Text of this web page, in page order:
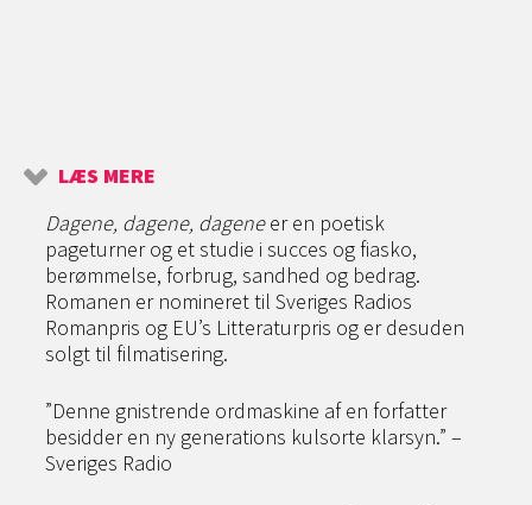
LÆS MERE
Dagene, dagene, dageneer en poetisk
pageturner og et studie i succes og fiasko,
berømmelse, forbrug, sandhed og bedrag.
Romanen er nomineret til Sveriges Radios
Romanpris og EU’s Litteraturpris og er desuden
solgt til filmatisering.
”Denne gnistrende ordmaskine af en forfatter
besidder en ny generations kulsorte klarsyn.” –
Sveriges Radio